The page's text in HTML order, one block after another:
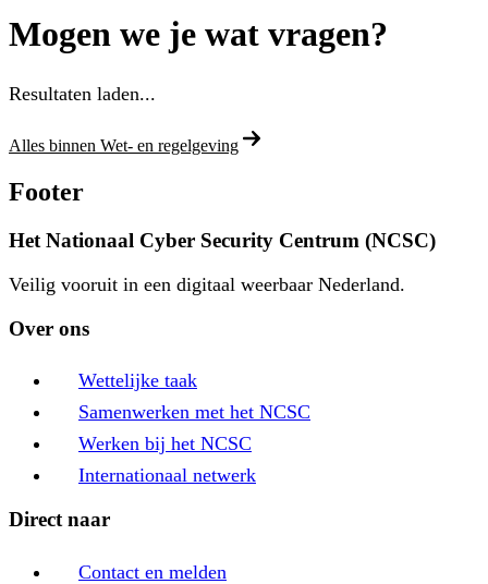
Mogen we je wat vragen?
Resultaten laden...
Alles binnen Wet- en regelgeving
Footer
Het Nationaal Cyber Security Centrum (NCSC)
Veilig vooruit in een digitaal weerbaar Nederland.
Over ons
Wettelijke taak
Samenwerken met het NCSC
Werken bij het NCSC
Internationaal netwerk
Direct naar
Contact en melden